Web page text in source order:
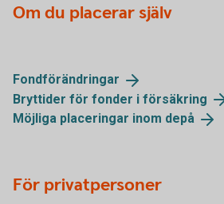
Om du placerar själv
Fondförändringar
Bryttider för fonder i försäkring
Möjliga placeringar inom depå
För privatpersoner